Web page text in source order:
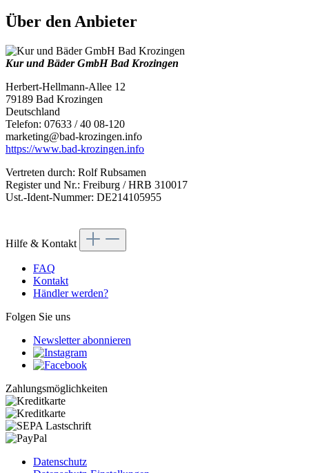
Über den Anbieter
Kur und Bäder GmbH Bad Krozingen
Herbert-Hellmann-Allee 12
79189 Bad Krozingen
Deutschland
Telefon: 07633 / 40 08-120
marketing@bad-krozingen.info
https://www.bad-krozingen.info
Vertreten durch: Rolf Rubsamen
Register und Nr.: Freiburg / HRB 310017
Ust.-Ident-Nummer: DE214105955
Hilfe & Kontakt
FAQ
Kontakt
Händler werden?
Folgen Sie uns
Newsletter abonnieren
Zahlungsmöglichkeiten
Datenschutz